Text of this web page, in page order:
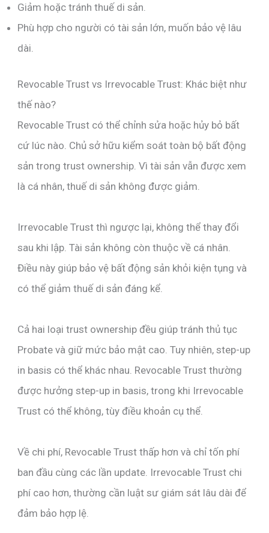
Giảm hoặc tránh thuế di sản.
Phù hợp cho người có tài sản lớn, muốn bảo vệ lâu
dài.
Revocable Trust vs Irrevocable Trust: Khác biệt như
thế nào?
Revocable Trust có thể chỉnh sửa hoặc hủy bỏ bất
cứ lúc nào. Chủ sở hữu kiểm soát toàn bộ bất động
sản trong trust ownership. Vì tài sản vẫn được xem
là cá nhân, thuế di sản không được giảm.
Irrevocable Trust thì ngược lại, không thể thay đổi
sau khi lập. Tài sản không còn thuộc về cá nhân.
Điều này giúp bảo vệ bất động sản khỏi kiện tụng và
có thể giảm thuế di sản đáng kể.
Cả hai loại trust ownership đều giúp tránh thủ tục
Probate và giữ mức bảo mật cao. Tuy nhiên, step-up
in basis có thể khác nhau. Revocable Trust thường
được hưởng step-up in basis, trong khi Irrevocable
Trust có thể không, tùy điều khoản cụ thể.
Về chi phí, Revocable Trust thấp hơn và chỉ tốn phí
ban đầu cùng các lần update. Irrevocable Trust chi
phí cao hơn, thường cần luật sư giám sát lâu dài để
đảm bảo hợp lệ.